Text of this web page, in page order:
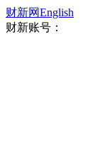
财新网English
财新账号：